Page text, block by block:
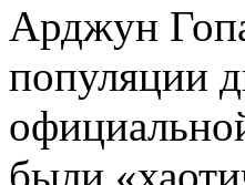
Арджун
популяции
были